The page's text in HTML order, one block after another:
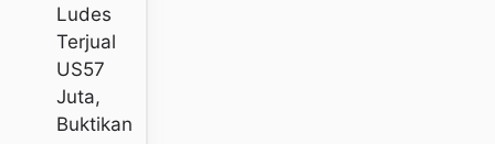
Ludes
Terjual
US57
Juta,
Buktikan